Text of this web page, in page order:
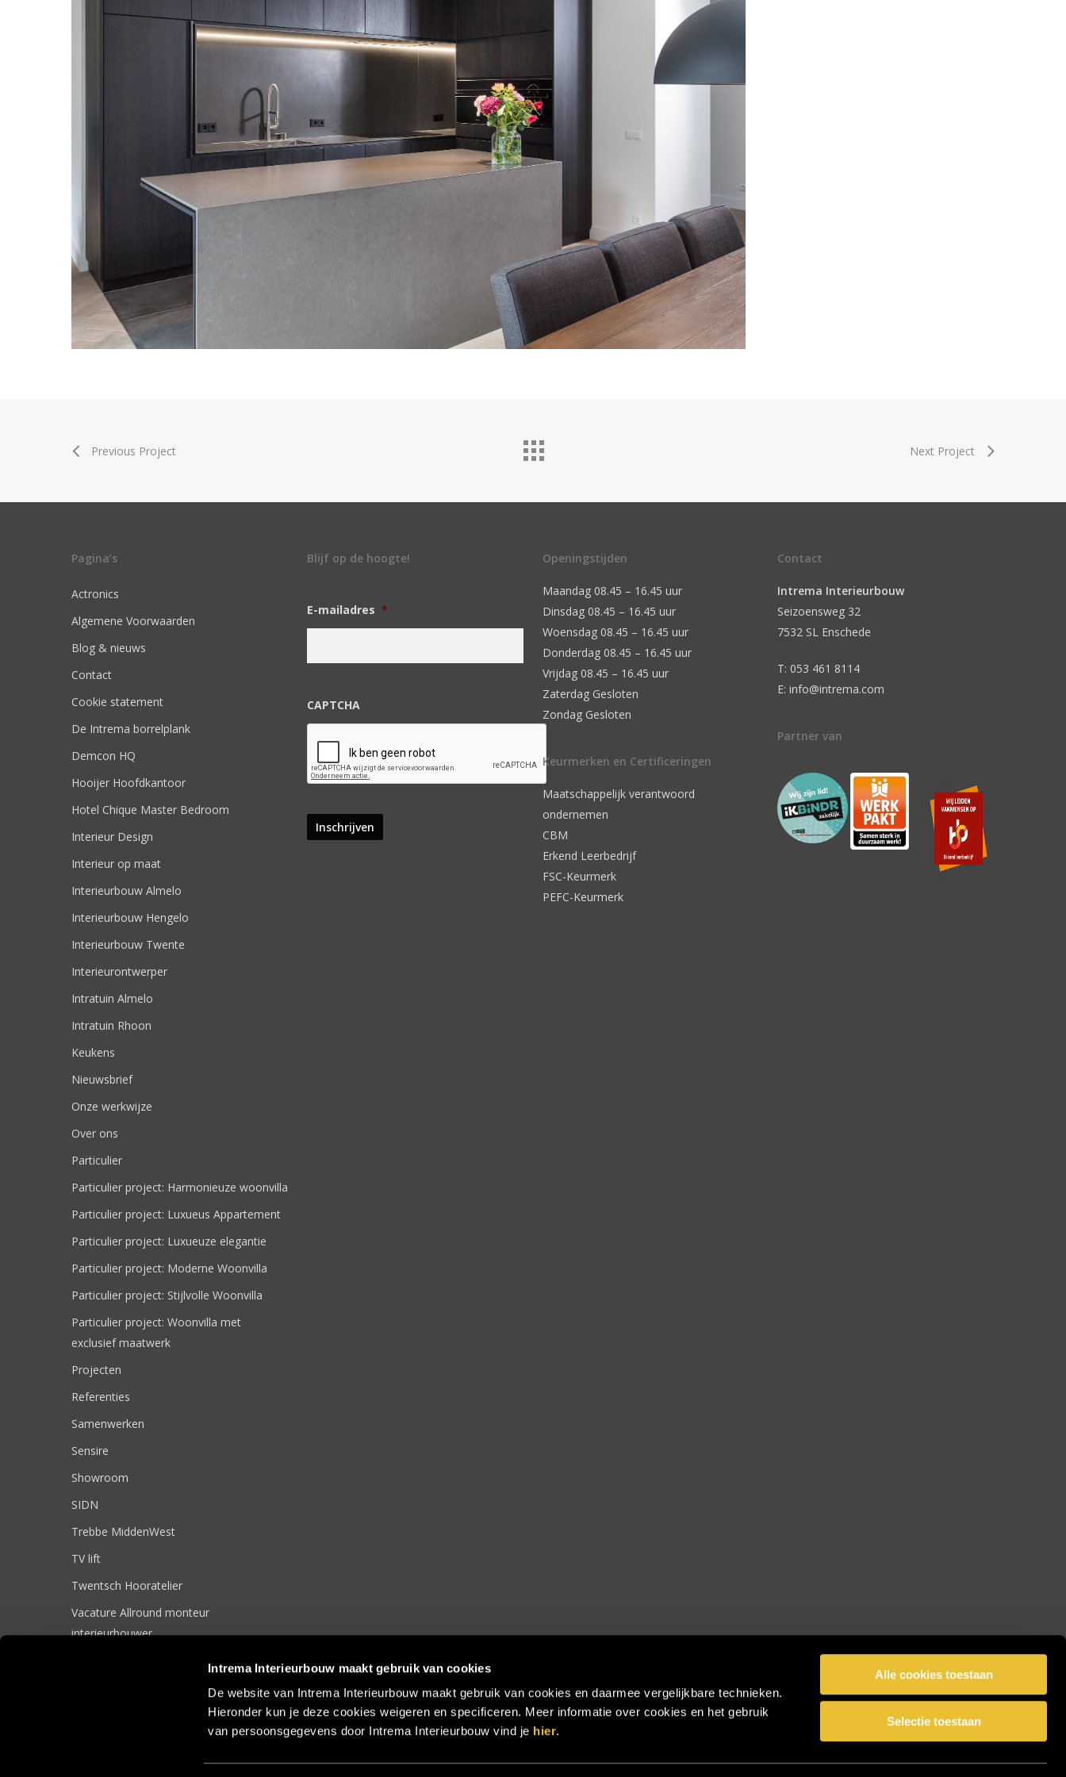
Intrema Interieurbouw maakt gebruik van cookies
De website van Intrema Interieurbouw maakt gebruik van cookies en daarmee vergelijkbare technieken.
Hieronder kun je deze cookies weigeren en specificeren. Meer informatie over cookies en het gebruik
van persoonsgegevens door Intrema Interieurbouw vind je hier.
Alle cookies toestaan
Selectie toestaan
Previous Project Next Project
Pagina’s
Actronics
Algemene Voorwaarden
Blog & nieuws
Contact
Cookie statement
De Intrema borrelplank
Demcon HQ
Hooijer Hoofdkantoor
Hotel Chique Master Bedroom
Interieur Design
Interieur op maat
Interieurbouw Almelo
Interieurbouw Hengelo
Interieurbouw Twente
Interieurontwerper
Intratuin Almelo
Intratuin Rhoon
Keukens
Nieuwsbrief
Onze werkwijze
Over ons
Particulier
Particulier project: Harmonieuze woonvilla
Particulier project: Luxueus Appartement
Particulier project: Luxueuze elegantie
Particulier project: Moderne Woonvilla
Particulier project: Stijlvolle Woonvilla
Particulier project: Woonvilla met
exclusief maatwerk
Projecten
Referenties
Samenwerken
Sensire
Showroom
SIDN
Trebbe MiddenWest
TV lift
Twentsch Hooratelier
Vacature Allround monteur
interieurbouwer
Blijf op de hoogte!
E-mailadres *
CAPTCHA
Openingstijden
Maandag 08.45 – 16.45 uur
Dinsdag 08.45 – 16.45 uur
Woensdag 08.45 – 16.45 uur
Donderdag 08.45 – 16.45 uur
Vrijdag 08.45 – 16.45 uur
Zaterdag Gesloten
Zondag Gesloten
Keurmerken en Certificeringen
Maatschappelijk verantwoord
ondernemen
CBM
Erkend Leerbedrijf
FSC-Keurmerk
PEFC-Keurmerk
Contact
Intrema Interieurbouw
Seizoensweg 32
7532 SL Enschede
T: 053 461 8114
E: info@intrema.com
Partner van
facebookpinterestlinkedininstagram